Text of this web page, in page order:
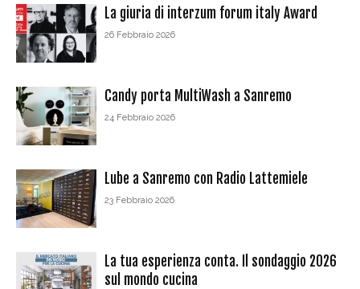
La giuria di interzum forum italy Award
26 Febbraio 2026
Candy porta MultiWash a Sanremo
24 Febbraio 2026
Lube a Sanremo con Radio Lattemiele
23 Febbraio 2026
La tua esperienza conta. Il sondaggio 2026
sul mondo cucina